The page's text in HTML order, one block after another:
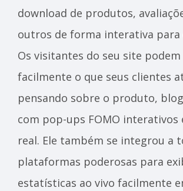
download de produtos,
outros de forma interativa para
Os visitantes do seu site
facilmente o que seus clientes
pensando sobre o produto,
com pop-ups FOMO interativos
real. Ele também se integrou a
plataformas poderosas para
estatísticas ao vivo facilmente